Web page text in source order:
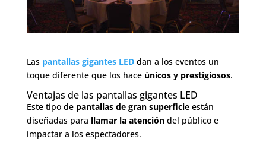
Las pantallas gigantes LEDdan a los eventos un
toque diferente que los haceúnicos y prestigiosos.
Ventajas de las pantallas gigantes LED
Este tipo de pantallas de gran superficieestán
diseñadas para llamar la atencióndel público e
impactar a los espectadores.